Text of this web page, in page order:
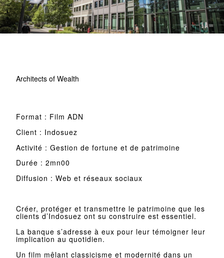
Architects of Wealth
Format : Film ADN
Client : Indosuez
Activité : Gestion de fortune et de patrimoine
Durée : 2mn00
Diffusion : Web et réseaux sociaux
Créer, protéger et transmettre le patrimoine que les
clients d’Indosuez ont su construire est essentiel.
La banque s’adresse à eux pour leur témoigner leur
implication au quotidien.
Un film mêlant classicisme et modernité dans un